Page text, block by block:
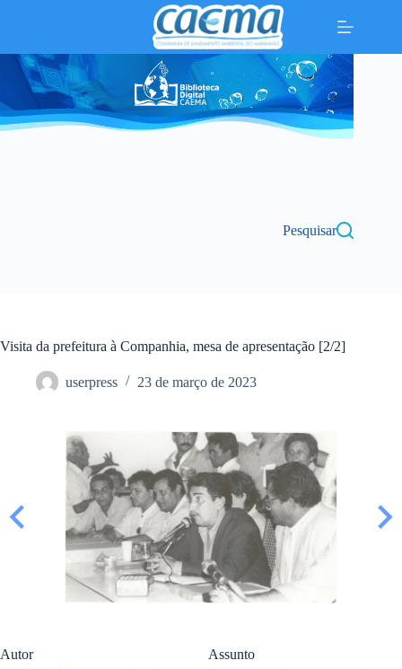
conteúdo
Pesquisar
Visita da prefeitura à Companhia, mesa de apresentação [2/2]
userpress 23 de março de 2023
Autor Assunto